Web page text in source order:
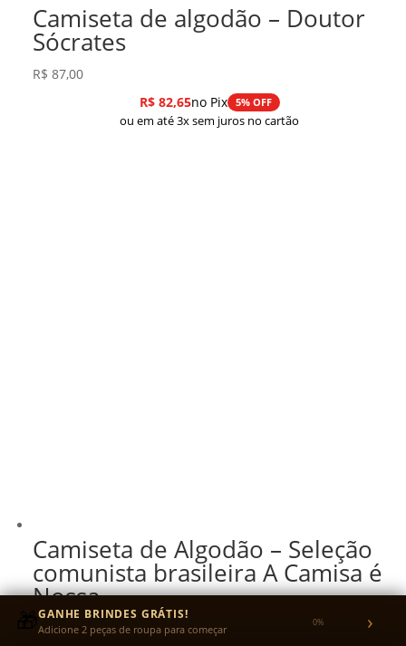
Camiseta de algodão – Doutor
Sócrates
R$ 87,00
R$82,65no Pix 5% OFF
ou em até 3x sem juros no cartão
Camiseta de Algodão – Seleção
comunista brasileira A Camisa é
Nossa
R$130,00
🎁GANHE BRINDES GRÁTIS!
Adicione 2 peças de roupa para começar 0% ›